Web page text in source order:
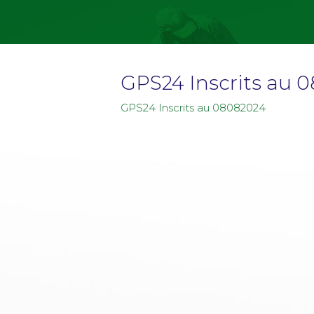
GPS24 Inscrits au
GPS24 Inscrits au 08082024